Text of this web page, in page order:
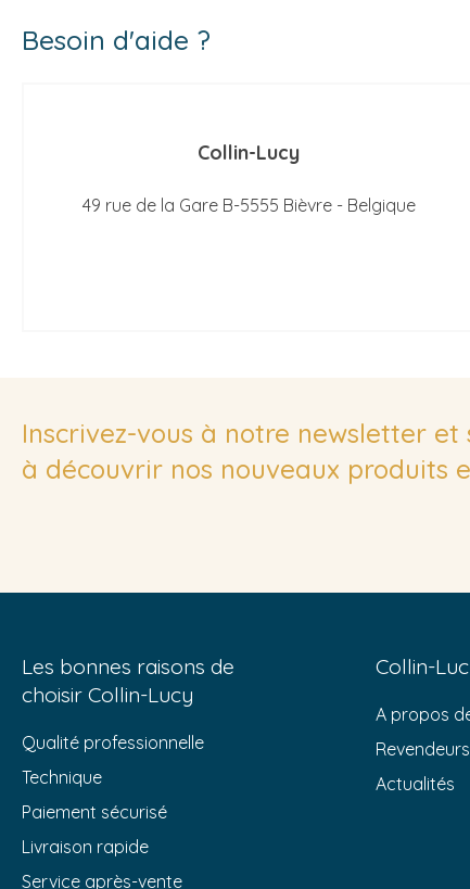
Besoin d'aide ?
Collin-Lucy
49 rue de la Gare B-5555 Bièvre - Belgique
Inscrivez-vous à notre newsletter et
à découvrir nos nouveaux produits
Les bonnes raisons de
choisir Collin-Lucy
Qualité professionnelle
Technique
Paiement sécurisé
Livraison rapide
Service après-vente
Collin-
A propos
Revendeurs
Actualités